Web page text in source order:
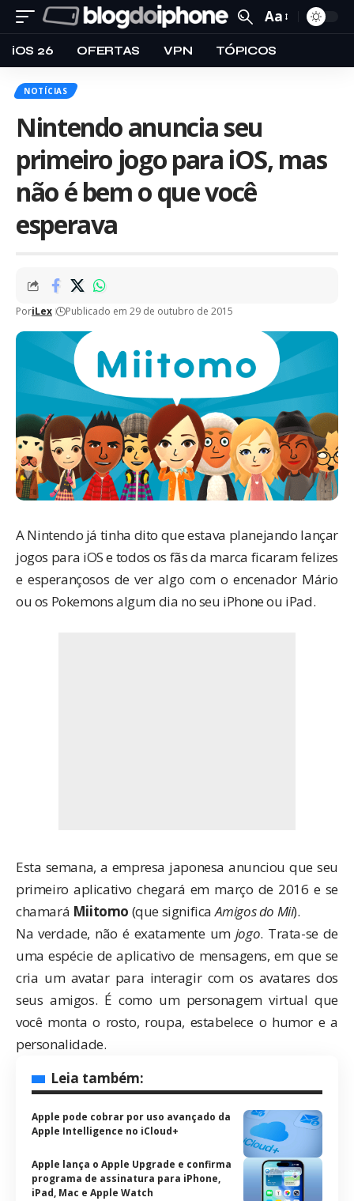
Aa
iOS 26 OFERTAS VPN TÓPICOS
NOTÍCIAS
Nintendo anuncia seu
primeiro jogo para iOS, mas
não é bem o que você
esperava
PoriLex Publicado em 29 de outubro de 2015
A Nintendo já tinha dito queestava planejando lançar
jogos para iOS e todos os fãs da marca ficaram felizes
e esperançosos de ver algo com o encenador Mário
ou os Pokemons algum dia no seu iPhone ou iPad.
Esta semana, a empresa japonesaanunciou que seu
primeiro aplicativo chegará em março de 2016 e se
chamará Miitomo (que significaAmigos do Mii).
Na verdade, não é exatamente um jogo. Trata-se de
uma espécie de aplicativo de mensagens, em que se
cria um avatar para interagir com os avatares dos
seus amigos. É como um personagem virtual que
você monta o rosto, roupa, estabelece o humor e a
personalidade.
Leia também:
Apple pode cobrar por uso avançado da
Apple Intelligence no iCloud+
Apple lança o Apple Upgrade e confirma
programa de assinatura para iPhone,
iPad, Mac e Apple Watch